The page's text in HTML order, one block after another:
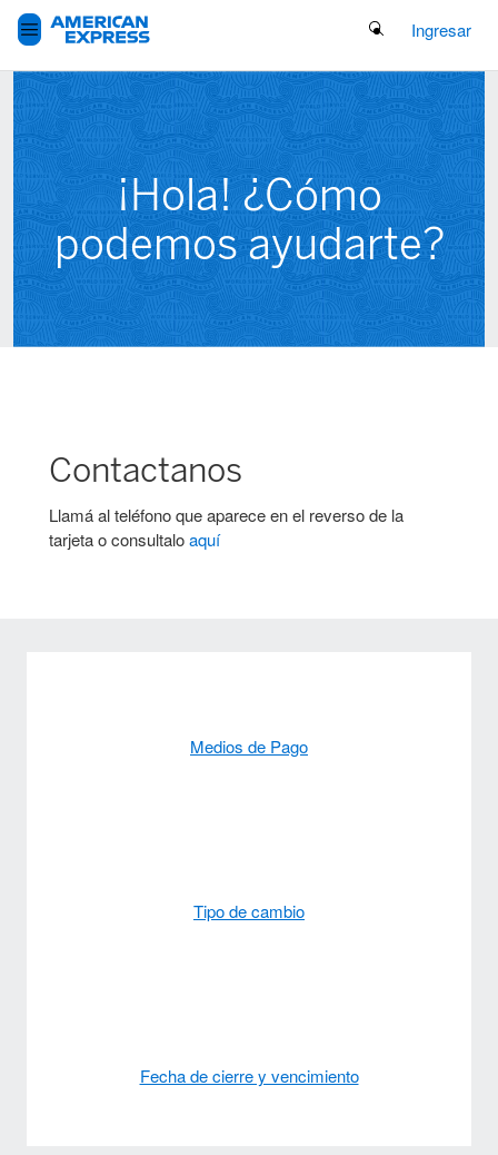
Search Button
Ingresar
¡Hola! ¿Cómo
podemos ayudarte?
Contactanos
Llamá al teléfono que aparece en el reverso de la
tarjeta o consultaloaquí
Medios de Pago
Tipo de cambio
Fecha de cierre y vencimiento